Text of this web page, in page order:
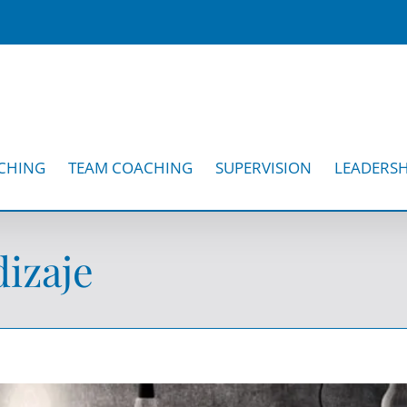
TEAM COACHING SUPERVISION